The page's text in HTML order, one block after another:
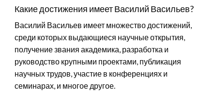
Какие достижения имеет Василий Васильев?
Василий Васильев имеет множество достижений,
среди которых выдающиеся научные открытия,
получение звания академика, разработка и
руководство крупными проектами, публикация
научных трудов, участие в конференциях и
семинарах, и многое другое.